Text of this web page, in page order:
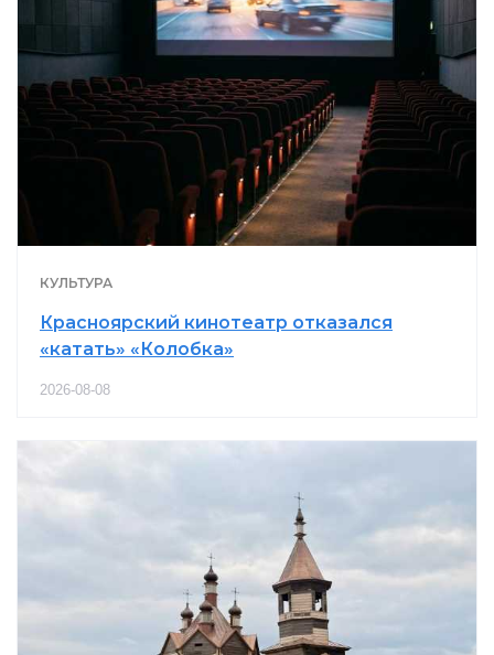
КУЛЬТУРА
Красноярский кинотеатр отказался
«катать» «Колобка»
2026-08-08